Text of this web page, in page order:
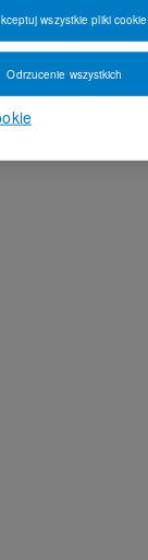
Odrzucenie wszystkich
wszystkie pliki cookie